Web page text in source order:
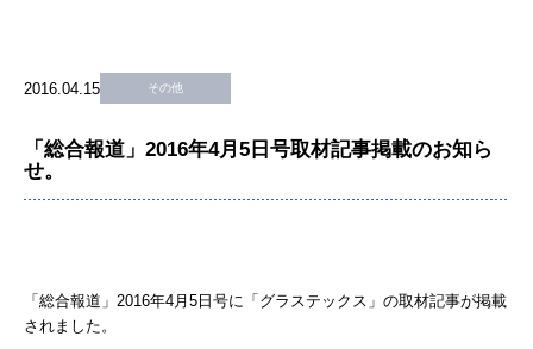
2016.04.15 その他
「総合報道」2016年4月5日号取材記事掲載のお知ら
せ。
「総合報道」2016年4月5日号に「グラステックス」の取材記事が掲載
されました。